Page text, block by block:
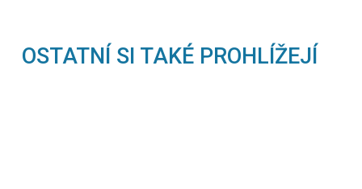
OSTATNÍ SI TAKÉ PROHLÍŽEJÍ